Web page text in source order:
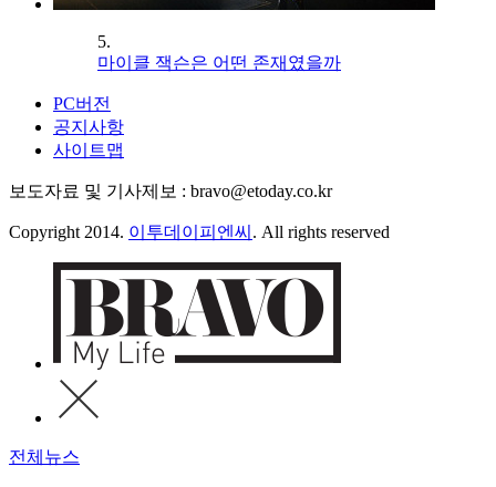
5.
마이클 잭슨은 어떤 존재였을까
PC버전
공지사항
사이트맵
보도자료 및 기사제보 : bravo@etoday.co.kr
Copyright 2014. 이투데이피엔씨 . All rights reserved
전체뉴스